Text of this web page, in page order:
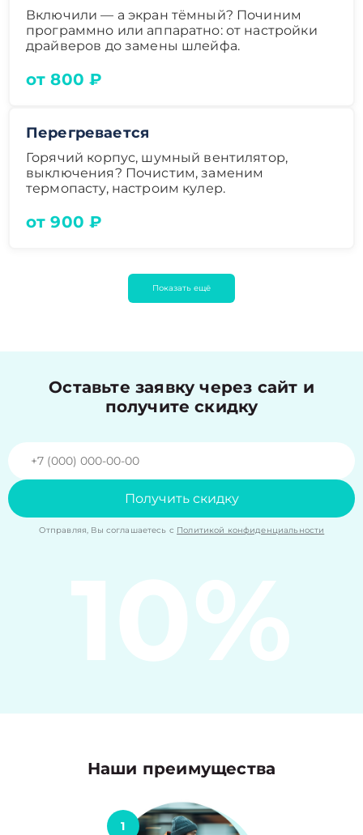
Включили — а экран тёмный? Починим
программно или аппаратно: от настройки
драйверов до замены шлейфа.
от 800 ₽
Перегревается
Горячий корпус, шумный вентилятор,
выключения? Почистим, заменим
термопасту, настроим кулер.
от 900 ₽
Показать ещё
Оставьте заявку через сайт и
получите скидку
Получить скидку
Отправляя, Вы соглашаетесь с Политикой конфиденциальности
10%
Наши преимущества
1